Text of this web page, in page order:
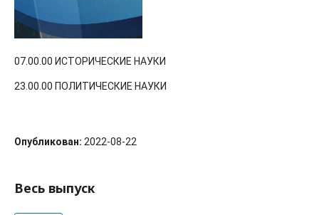
07.00.00 ИСТОРИЧЕСКИЕ НАУКИ
23.00.00 ПОЛИТИЧЕСКИЕ НАУКИ
Опубликован: 2022-08-22
Весь выпуск